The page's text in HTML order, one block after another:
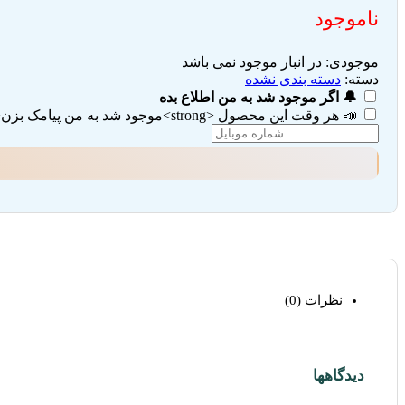
ناموجود
موجودی: در انبار موجود نمی باشد
دسته: دسته بندی نشده
🔔 اگر موجود شد به من اطلاع بده
📣 هر وقت این محصول <strong>موجود شد به من پیامک بزن</strong> (تیک هر دو گزینه را بزنید)
نظرات (0)
دیدگاهها